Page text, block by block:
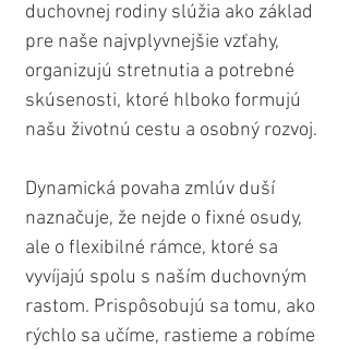
duchovnej rodiny slúžia ako základ
pre naše najvplyvnejšie vzťahy,
organizujú stretnutia a potrebné
skúsenosti, ktoré hlboko formujú
našu životnú cestu a osobný rozvoj.
Dynamická povaha zmlúv duší
naznačuje, že nejde o fixné osudy,
ale o flexibilné rámce, ktoré sa
vyvíjajú spolu s naším duchovným
rastom. Prispôsobujú sa tomu, ako
rýchlo sa učíme, rastieme a robíme